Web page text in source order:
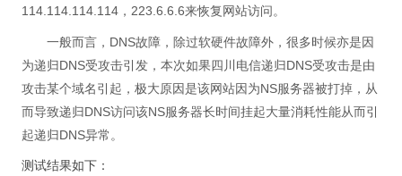
114.114.114.114，223.6.6.6来恢复网站访问。
一般而言，DNS故障，除过软硬件故障外，很多时候亦是因
为递归DNS受攻击引发，本次如果四川电信递归DNS受攻击是由
攻击某个域名引起，极大原因是该网站因为NS服务器被打掉，从
而导致递归DNS访问该NS服务器长时间挂起大量消耗性能从而引
起递归DNS异常。
测试结果如下：